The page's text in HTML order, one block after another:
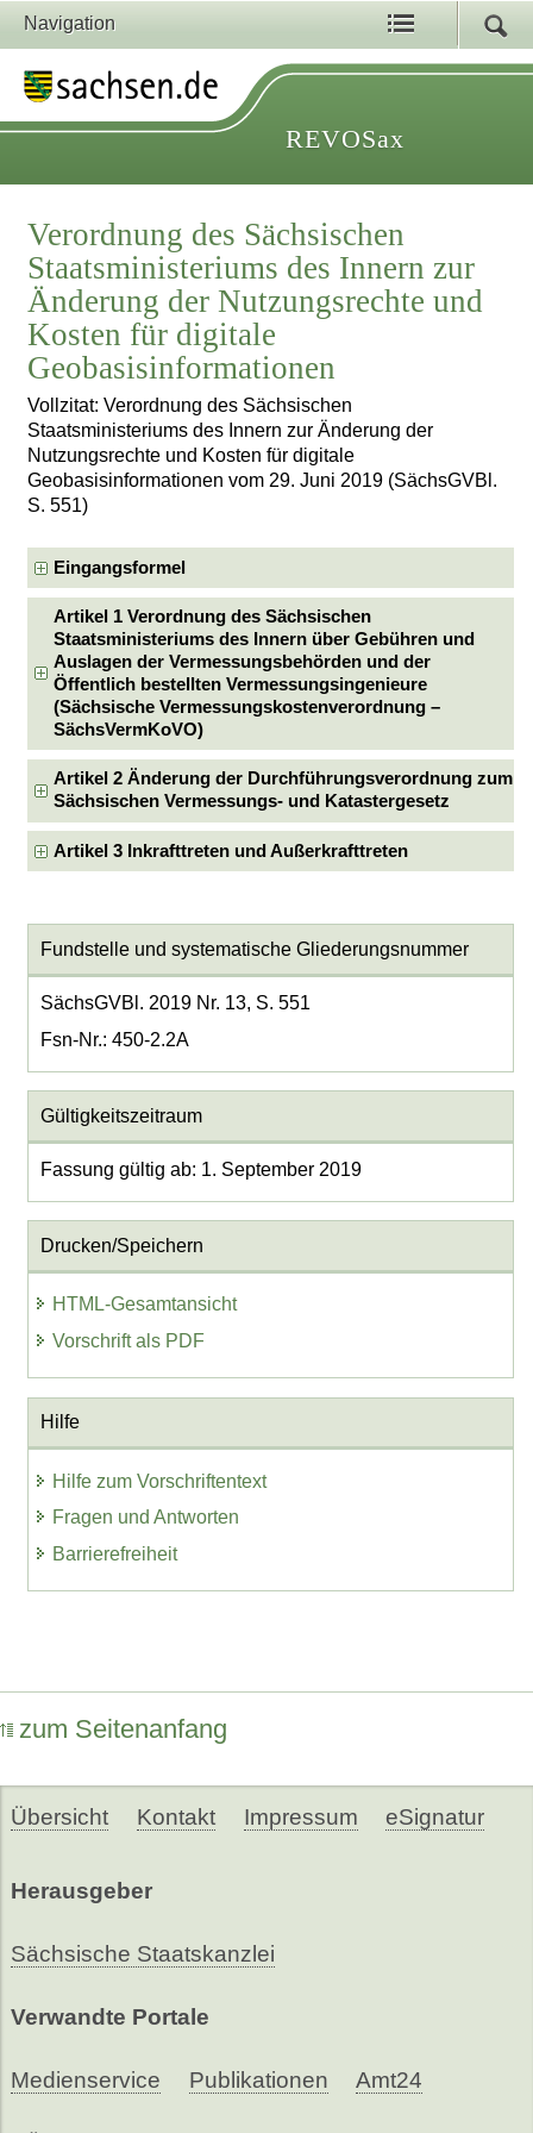
Navigation
REVOSax
Verordnung des Sächsischen
Staatsministeriums des Innern zur
Änderung der Nutzungsrechte und
Kosten für digitale
Geobasisinformationen
Vollzitat: Verordnung des Sächsischen
Staatsministeriums des Innern zur Änderung der
Nutzungsrechte und Kosten für digitale
Geobasisinformationen vom 29. Juni 2019 (SächsGVBl.
S. 551)
Eingangsformel
Artikel 1 Verordnung des Sächsischen
Staatsministeriums des Innern über Gebühren und
Auslagen der Vermessungsbehörden und der
Öffentlich bestellten Vermessungsingenieure
(Sächsische Vermessungskostenverordnung –
SächsVermKoVO)
Artikel 2 Änderung der Durchführungsverordnung zum
Sächsischen Vermessungs- und Katastergesetz
Artikel 3 Inkrafttreten und Außerkrafttreten
Fundstelle und systematische Gliederungsnummer
SächsGVBl. 2019 Nr. 13, S. 551
Fsn-Nr.: 450-2.2A
Gültigkeitszeitraum
Fassung gültig ab: 1. September 2019
Drucken/Speichern
HTML-Gesamtansicht
Vorschrift als PDF
Hilfe
Hilfe zum Vorschriftentext
Fragen und Antworten
Barrierefreiheit
zum Seitenanfang
Übersicht Kontakt Impressum eSignatur
Herausgeber
Sächsische Staatskanzlei
Verwandte Portale
Medienservice Publikationen Amt24